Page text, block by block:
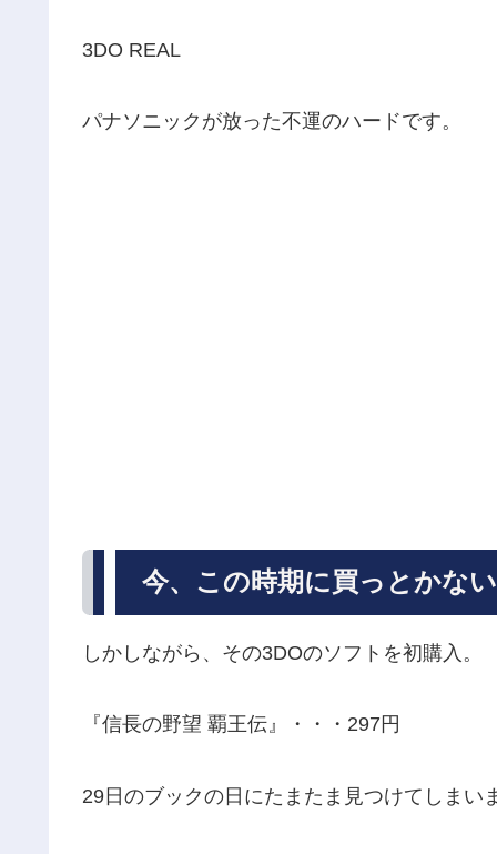
3DO REAL
パナソニックが放った不運のハードです。
今、この時期に買っとかな
しかしながら、その3DOのソフトを初購入。
『信長の野望 覇王伝』・・・297円
29日のブックの日にたまたま見つけてしまい